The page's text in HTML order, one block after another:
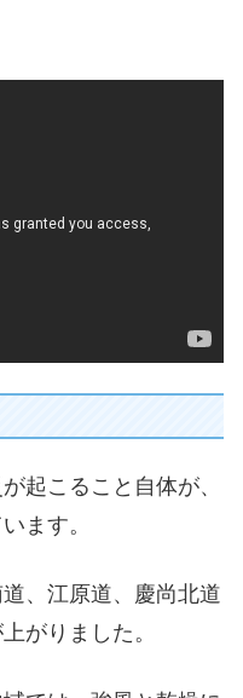
起こること自体が、
ます。
、江原道、慶尚北道
がりました。